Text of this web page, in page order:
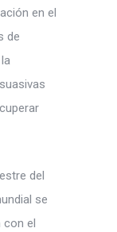
en el
de
del
se
con el